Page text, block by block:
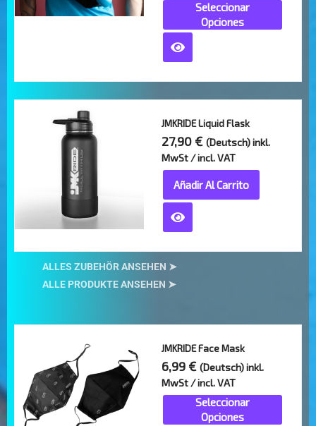
Seleccionar
Opciones
variantes.
Las
opciones
se
pueden
elegir
página
de
producto
JMKRIDE Liquid Flask
27,90 € (Deutsch) inkl.
MwSt / incl. VAT
Añadir Al Carrito
ALLES ZUBEHÖR ANSEHEN ➤
ALLE PRODUKTE ANSEHEN ➤
JMKRIDE Face Mask
6,99 € (Deutsch) inkl.
MwSt / incl. VAT
Seleccionar
Opciones
producto
tiene
múltiples
variantes.
Las